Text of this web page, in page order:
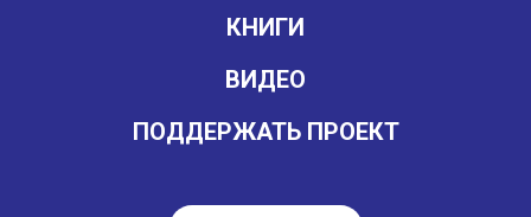
КНИГИ
ВИДЕО
ПОДДЕРЖАТЬ ПРОЕКТ